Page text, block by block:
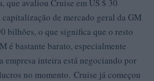
que avaliou Cruise em US $ 30
de mercado geral da GM
bilhões, o que significa que o resto
é bastante barato, especialmente
empresa inteira está negociando por
no momento. Cruise já começou